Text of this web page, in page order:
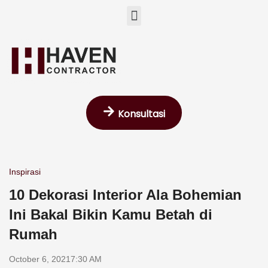
Menu
Konsultasi
Inspirasi
10 Dekorasi Interior Ala Bohemian
Ini Bakal Bikin Kamu Betah di
Rumah
October 6, 2021 7:30 AM